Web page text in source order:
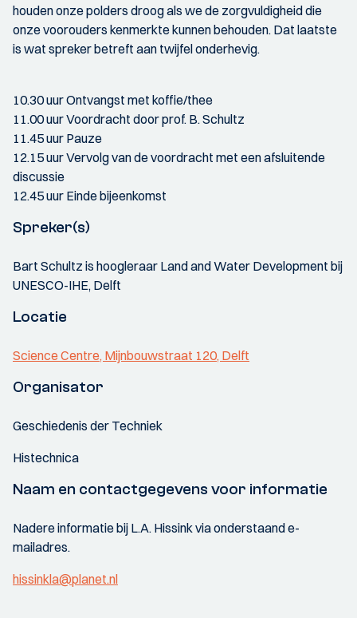
houden onze polders droog als we de zorgvuldigheid die
onze voorouders kenmerkte kunnen behouden. Dat laatste
is wat spreker betreft aan twijfel onderhevig.
10.30 uur Ontvangst met koffie/thee
11.00 uur Voordracht door prof. B. Schultz
11.45 uur Pauze
12.15 uur Vervolg van de voordracht met een afsluitende
discussie
12.45 uur Einde bijeenkomst
Spreker(s)
Bart Schultz is hoogleraar Land and Water Development bij
UNESCO-IHE, Delft
Locatie
Science Centre, Mijnbouwstraat 120, Delft
Organisator
Geschiedenis der Techniek
Histechnica
Naam en contactgegevens voor informatie
Nadere informatie bij L.A. Hissink via onderstaand e-
mailadres.
hissinkla@planet.nl